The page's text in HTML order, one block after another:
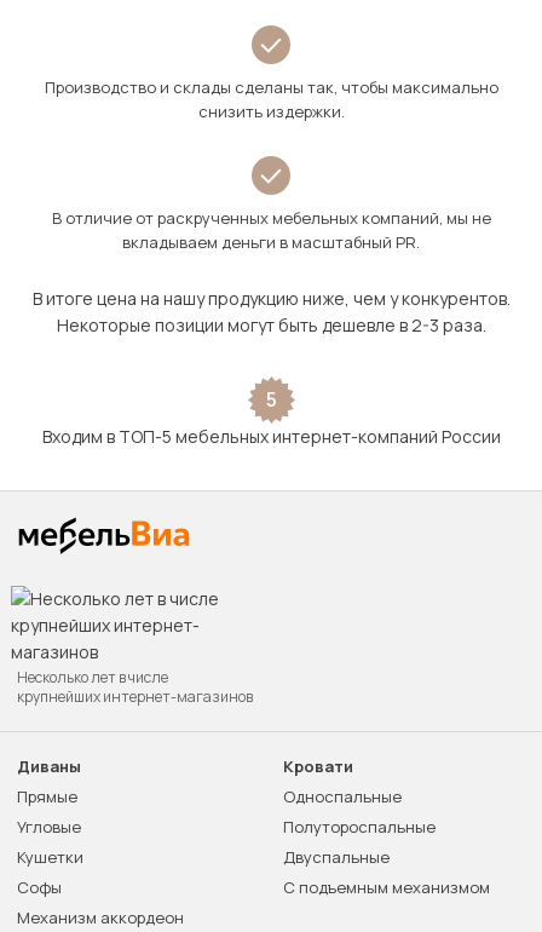
Производство и склады сделаны так, чтобы максимально
снизить издержки.
В отличие от раскрученных мебельных компаний, мы не
вкладываем деньги в масштабный PR.
В итоге цена на нашу продукцию ниже, чем у конкурентов.
Некоторые позиции могут быть дешевле в 2-3 раза.
5
Входим в ТОП-5 мебельных интернет-компаний России
Несколько лет в числе
крупнейших интернет-магазинов
Диваны
Прямые
Угловые
Кушетки
Софы
Механизм аккордеон
Кровати
Односпальные
Полутороспальные
Двуспальные
С подъемным механизмом